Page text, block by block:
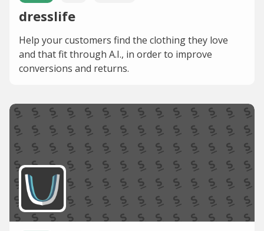
dresslife
Help your customers find the clothing they love
and that fit through A.I., in order to improve
conversions and returns.